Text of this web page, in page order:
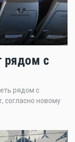
рядом с
рядом с
согласно новому